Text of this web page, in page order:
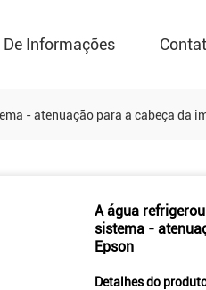
De Informações
- atenuação para a cabeça da
A água
sistema -
Epson
Detalhes do